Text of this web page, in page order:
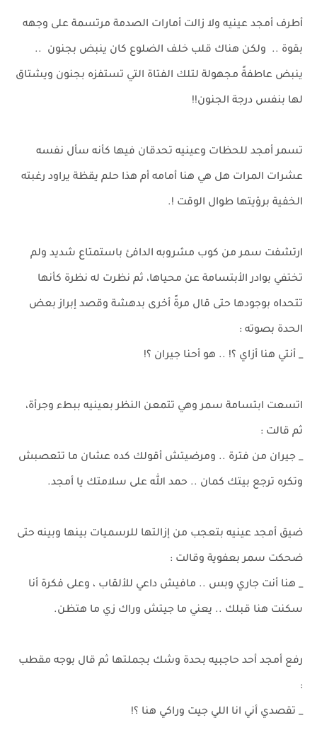
أطرف أمجد عينيه ولا زالت أمارات الصدمة مرتسمة على وجهه
بقوة .. ولكن هناك قلب خلف الضلوع كان ينبض بجنون ..
ينبض عاطفةً مجهولة لتلك الفتاة التي تستفزه بجنون ويشتاق
لها بنفس درجة الجنون!!
تسمر أمجد للحظات وعينيه تحدقان فيها كأنه سأل نفسه
عشرات المرات هل هي هنا أمامه أم هذا حلم يقظة يراود رغبته
الخفية برؤيتها طوال الوقت !.
ارتشفت سمر من كوب مشروبه الدافئ باستمتاع شديد ولم
تختفي بوادر الأبتسامة عن محياها، ثم نظرت له نظرة كأنها
تتحداه بوجودها حتى قال مرةً أخرى بدهشة وقصد إبراز بعض
الحدة بصوته :
_ أنتي هنا أزاي ؟! .. هو أحنا جيران ؟!
اتسعت ابتسامة سمر وهي تتمعن النظر بعينيه ببطء وجرأة،
ثم قالت :
_ جيران من فترة .. ومرضيتش أقولك كده عشان ما تتعصبش
وتكره ترجع بيتك كمان .. حمد الله على سلامتك يا أمجد.
ضيق أمجد عينيه بتعجب من إزالتها للرسميات بينها وبينه حتى
ضحكت سمر بعفوية وقالت :
_ هنا أنت جاري وبس .. مافيش داعي للألقاب ، وعلى فكرة أنا
سكنت هنا قبلك .. يعني ما جيتش وراك زي ما هتظن.
رفع أمجد أحد حاجبيه بحدة وشك بجملتها ثم قال بوجه مقطب
:
_ تقصدي أني انا اللي جيت وراكي هنا ؟!